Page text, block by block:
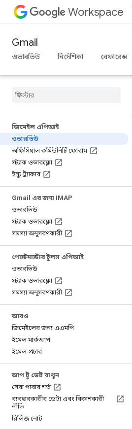
Workspace
Gmail
ওভারভিউ নির্দেশিকা রেফারেন্স
জিমেইল এপিআই
ওভারভিউ
অফিসিয়াল কমিউনিটি ফোরাম
স্ট্যাক ওভারফ্লো
ইস্যু ট্র্যাকার
Gmail এর জন্য IMAP
ওভারভিউ
স্ট্যাক ওভারফ্লো
সমস্যা অনুসরণকারী
পোস্টমাস্টার টুলস এপিআই
ওভারভিউ
স্ট্যাক ওভারফ্লো
সমস্যা অনুসরণকারী
আরও
জিমেইলের জন্য এএমপি
ইমেল মার্কআপ
ইমেল প্রচার
আপ টু ডেট রাখুন
সেবা পাবার শর্ত
ব্যবহারকারীর ডেটা এবং বিকাশকারী
নীতি
রিলিজ নোট